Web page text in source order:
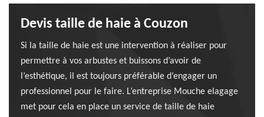
Devis taille de haie à Couzon
Si la taille de haie est une intervention à réaliser pour
permettre à vos arbustes et buissons d’avoir de
l’esthétique, il est toujours préférable d’engager un
professionnel pour le faire. L’entreprise Mouche elagage
met pour cela en place un service de taille de haie